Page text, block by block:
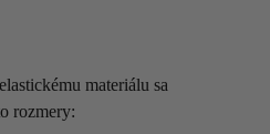
materiálu sa
rozmery: